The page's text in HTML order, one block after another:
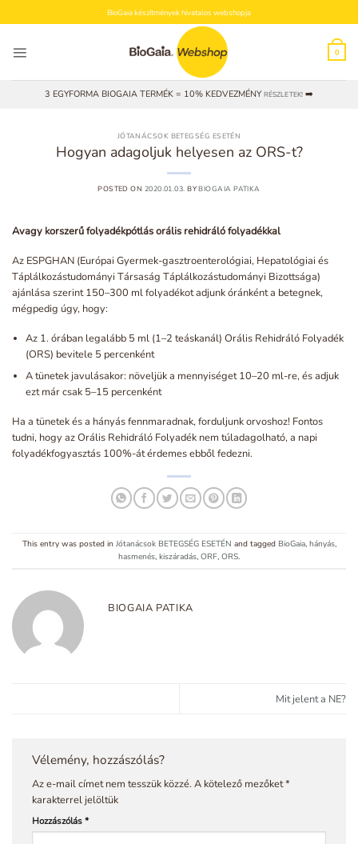
to
BioGaia készítmények hivatalos webshopja
0
3 EGYFORMA BIOGAIA TERMÉK = 10% KEDVEZMÉNYRÉSZLETEK! ➡️
JÓTANÁCSOK BETEGSÉG ESETÉN
Hogyan adagoljuk helyesen az ORS-t?
POSTED ON 2020.01.03. BYBIOGAIA PATIKA
Avagy korszerű folyadékpótlás orális rehidráló folyadékkal
Az ESPGHAN (Európai Gyermek-gasztroenterológiai, Hepatológiai és
Táplálkozástudományi Társaság Táplálkozástudományi Bizottsága)
ajánlása szerint 150–300 ml folyadékot adjunk óránként a betegnek,
mégpedig úgy, hogy:
Az 1. órában legalább 5 ml (1–2 teáskanál) Orális Rehidráló Folyadék
(ORS) bevitele 5 percenként
A tünetek javulásakor: növeljük a mennyiséget 10–20 ml-re, és adjuk
ezt már csak 5–15 percenként
Ha a tünetek és a hányás fennmaradnak, forduljunk orvoshoz! Fontos
tudni, hogy az Orális Rehidráló Folyadék nem túladagolható, a napi
folyadékfogyasztás 100%-át érdemes ebből fedezni.
This entry was posted in Jótanácsok BETEGSÉG ESETÉN and tagged BioGaia, hányás,
hasmenés, kiszáradás, ORF, ORS.
BIOGAIA PATIKA
Mit jelent a NE?
Vélemény, hozzászólás?
Az e-mail címet nem tesszük közzé. A kötelező mezőket*
karakterrel jelöltük
Hozzászólás*